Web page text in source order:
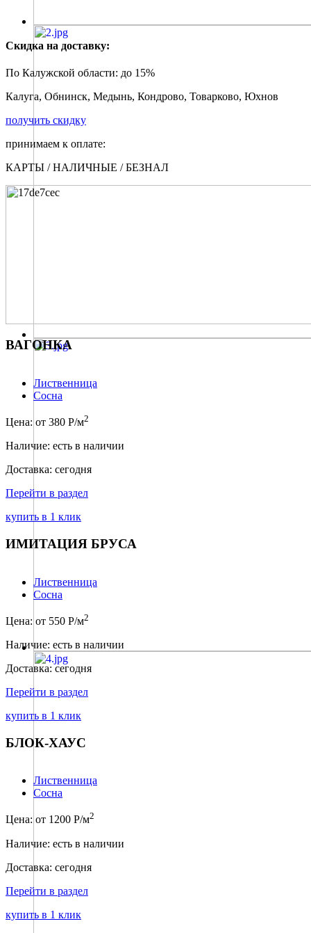
Скидка на доставку:
По Калужской области: до 15%
Калуга, Обнинск, Медынь, Кондрово, Товарково, Юхнов
получить скидку
принимаем к оплате:
КАРТЫ / НАЛИЧНЫЕ / БЕЗНАЛ
ВАГОНКА
Лиственница
Сосна
Цена: от 380 Р/м2
Наличие: есть в наличии
Доставка: сегодня
Перейти в раздел
купить в 1 клик
ИМИТАЦИЯ БРУСА
Лиственница
Сосна
Цена: от 550 Р/м2
Наличие: есть в наличии
Доставка: сегодня
Перейти в раздел
купить в 1 клик
БЛОК-ХАУС
Лиственница
Сосна
Цена: от 1200 Р/м2
Наличие: есть в наличии
Доставка: сегодня
Перейти в раздел
купить в 1 клик